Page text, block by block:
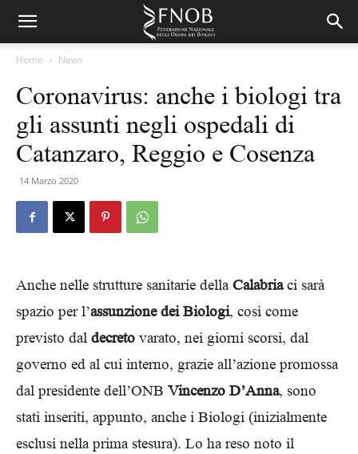
Home News
Coronavirus: anche i biologi tra
gli assunti negli ospedali di
Catanzaro, Reggio e Cosenza
14 Marzo 2020
Anche nelle strutture sanitarie dellaCalabriaci sarà
spazio per l’assunzione dei Biologi, così come
previsto dal decreto varato, nei giorni scorsi, dal
governo ed al cui interno, grazie all’azione promossa
dal presidente dell’ONB Vincenzo D’Anna, sono
stati inseriti, appunto, anche i Biologi (inizialmente
esclusi nella prima stesura). Lo ha reso noto il